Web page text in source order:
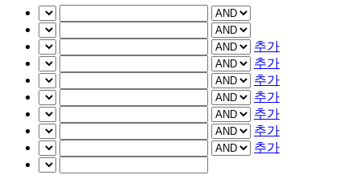
추가
추가
추가
추가
추가
추가
추가